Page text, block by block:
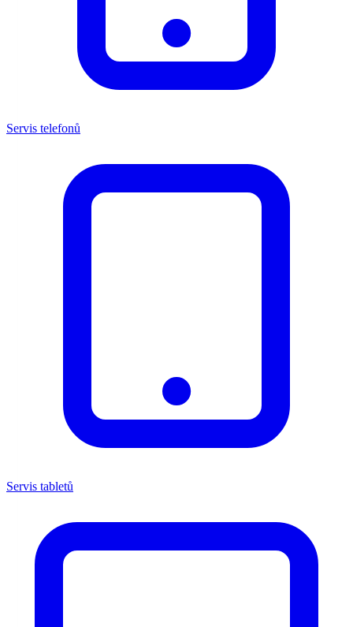
Servis telefonů
Servis tabletů